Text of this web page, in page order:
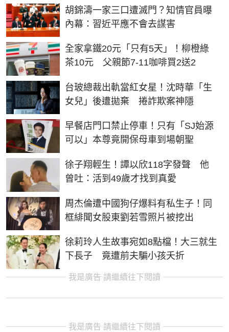
胡錦濤一家三口遭滅門？知情官員曝
內幕：習近平應不會去謀害
全家拿鐵20元「只有5天」！柳橙綠
茶10元 父親節7-11咖啡買2送2
台玻總裁出軌當紅女星！沈時華「生
女兒」後遭拋棄 捲詐欺案神隱
早餐店門口禁止停車！只有「SJ始源
可以」本尊竟開保母車到場朝聖
徐子翔輕生！譚以欣118字發聲 他
曾吐：活到49歲才找到真愛
周杰倫遭中國狗仔爆料有私生子！同
框緋聞女股東劉若雪照片被挖出
徐莉玲人生故事宛如8點檔！大三就生
下長子 竟遭前夫騙小孩夭折
我是廣告 請繼續往下閱讀
我是廣告 請繼續往下閱讀